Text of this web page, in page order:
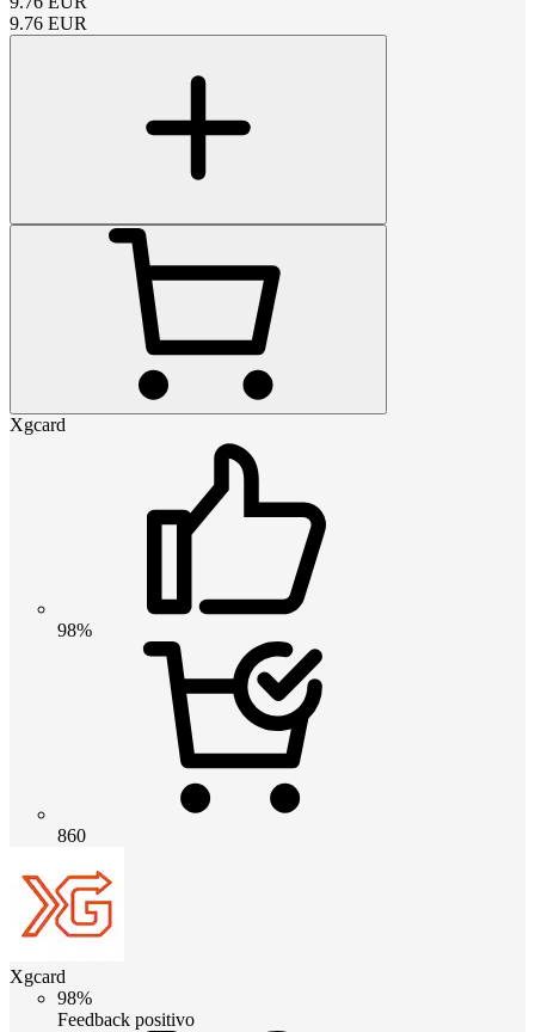
9.76 EUR
Xgcard
98%
860
Xgcard
98%
Feedback positivo